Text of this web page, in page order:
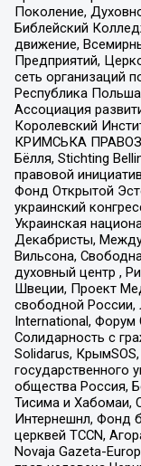
Поколение,
Библейский
движение,
Предприятий,
сеть организаций
Республика
Ассоциация
Королевский
КРИМСЬКА
Бёлля, Stichting
правовой
Фонд Открытой
украинский
Украинская
Декабристы,
Вильсона,
духовный центр ,
Швеции, Проект
свободной России,
International,
Солидарность с
Solidarus,
государственного
общества Россия,
Тисима и Хабомаи,
Интернешнл, Фонд
церквей TCCN,
Novaja Gazeta-